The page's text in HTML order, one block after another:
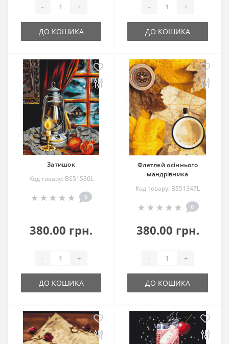
- +
ДО КОШИКА
- +
ДО КОШИКА
Затишок
Код товару: BS51530L
0
380.00 грн.
- +
ДО КОШИКА
Флетлей осіннього
мандрівника
Код товару: BS51347L
0
380.00 грн.
- +
ДО КОШИКА